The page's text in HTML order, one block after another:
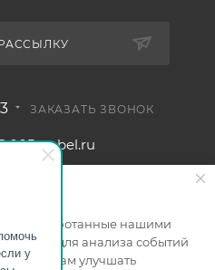
у
ЗАКАЗАТЬ ЗВОНОК
разработанные нашими
для анализа событий
нам улучшать